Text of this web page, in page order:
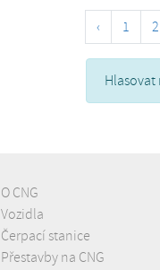
‹ 1 2
O CNG
Vozidla
Čerpací stanice
Přestavby na CNG